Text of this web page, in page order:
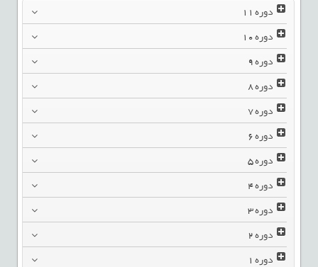
دوره11
دوره10
دوره9
دوره8
دوره7
دوره6
دوره5
دوره4
دوره3
دوره2
دوره1